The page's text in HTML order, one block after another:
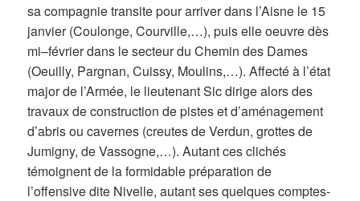
sa compagnie transite pour arriver dans l’Aisne le 15
janvier (Coulonge, Courville,…), puis elle oeuvre dès
mi–février dans le secteur du Chemin des Dames
(Oeuilly, Pargnan, Cuissy, Moulins,…). Affecté à l’état
major de l’Armée, le lieutenant Sic dirige alors des
travaux de construction de pistes et d’aménagement
d’abris ou cavernes (creutes de Verdun, grottes de
Jumigny, de Vassogne,…). Autant ces clichés
témoignent de la formidable préparation de
l’offensive dite Nivelle, autant ses quelques comptes-